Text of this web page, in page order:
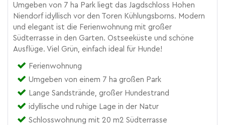
Umgeben von 7 ha Park liegt das Jagdschloss Hohen
Niendorf idyllisch vor den Toren Kühlungsborns. Modern
und elegant ist die Ferienwohnung mit großer
Südterrasse in den Garten. Ostseeküste und schöne
Ausflüge. Viel Grün, einfach ideal für Hunde!
Ferienwohnung
Umgeben von einem 7 ha großen Park
Lange Sandstrände, großer Hundestrand
idyllische und ruhige Lage in der Natur
Schlosswohnung mit 20 m2 Südterrasse